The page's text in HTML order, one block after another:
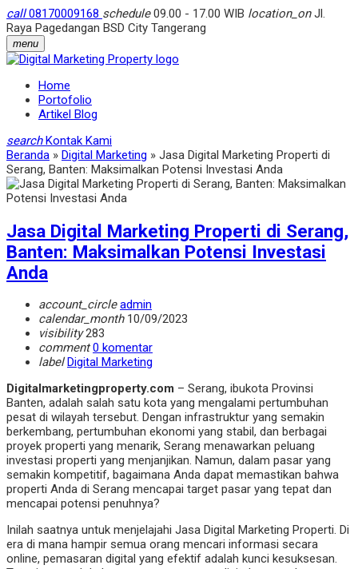
call08170009168 schedule09.00 - 17.00 WIB location_onJl.
Raya Pagedangan BSD City Tangerang
menu
Home
Portofolio
Artikel Blog
search Kontak Kami
Beranda » Digital Marketing » Jasa Digital Marketing Properti di
Serang, Banten: Maksimalkan Potensi Investasi Anda
Jasa Digital Marketing Properti di Serang,
Banten: Maksimalkan Potensi Investasi
Anda
account_circle admin
calendar_month10/09/2023
visibility283
comment 0 komentar
label Digital Marketing
Digitalmarketingproperty.com – Serang, ibukota Provinsi
Banten, adalah salah satu kota yang mengalami pertumbuhan
pesat di wilayah tersebut. Dengan infrastruktur yang semakin
berkembang, pertumbuhan ekonomi yang stabil, dan berbagai
proyek properti yang menarik, Serang menawarkan peluang
investasi properti yang menjanjikan. Namun, dalam pasar yang
semakin kompetitif, bagaimana Anda dapat memastikan bahwa
properti Anda di Serang mencapai target pasar yang tepat dan
mencapai potensi penuhnya?
Inilah saatnya untuk menjelajahi Jasa Digital Marketing Properti. Di
era di mana hampir semua orang mencari informasi secara
online, pemasaran digital yang efektif adalah kunci kesuksesan.